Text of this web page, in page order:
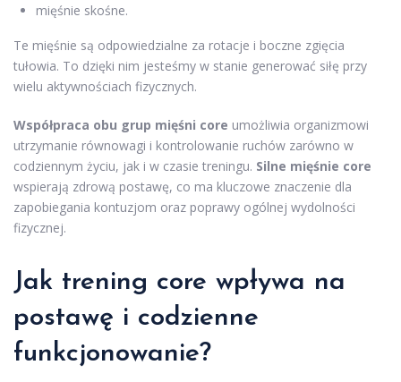
mięśnie skośne.
Te mięśnie są odpowiedzialne za rotacje i boczne zgięcia
tułowia. To dzięki nim jesteśmy w stanie generować siłę przy
wielu aktywnościach fizycznych.
Współpraca obu grup mięśni core umożliwia organizmowi
utrzymanie równowagi i kontrolowanie ruchów zarówno w
codziennym życiu, jak i w czasie treningu. Silne mięśnie core
wspierają zdrową postawę, co ma kluczowe znaczenie dla
zapobiegania kontuzjom oraz poprawy ogólnej wydolności
fizycznej.
Jak trening core wpływa na
postawę i codzienne
funkcjonowanie?